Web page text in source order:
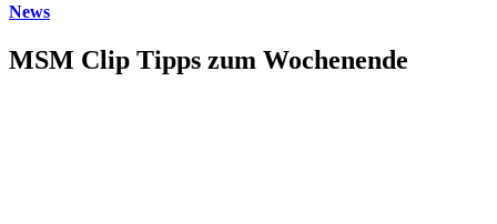
News
MSM Clip Tipps zum Wochenende